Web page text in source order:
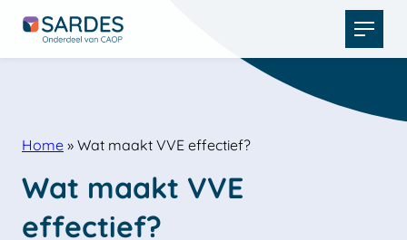
Open
menu
Home » Wat maakt VVE effectief?
Wat maakt VVE
effectief?